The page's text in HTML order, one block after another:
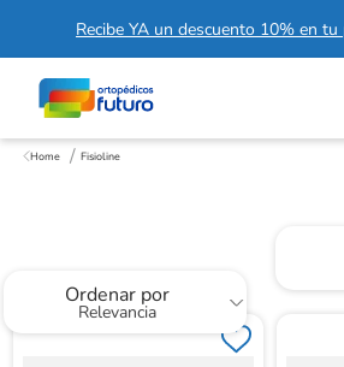
Recibe YA un descuento 10% en
Fisioline
Fisioline
Ordenar por
Relevancia